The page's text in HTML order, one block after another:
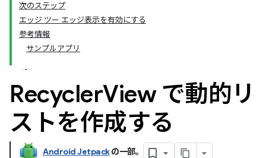
次のステップ
エッジ ツー エッジ表示を有効にする
参考情報
サンプルアプリ
RecyclerView で動的リ
ストを作成する
Android Jetpackの一部。